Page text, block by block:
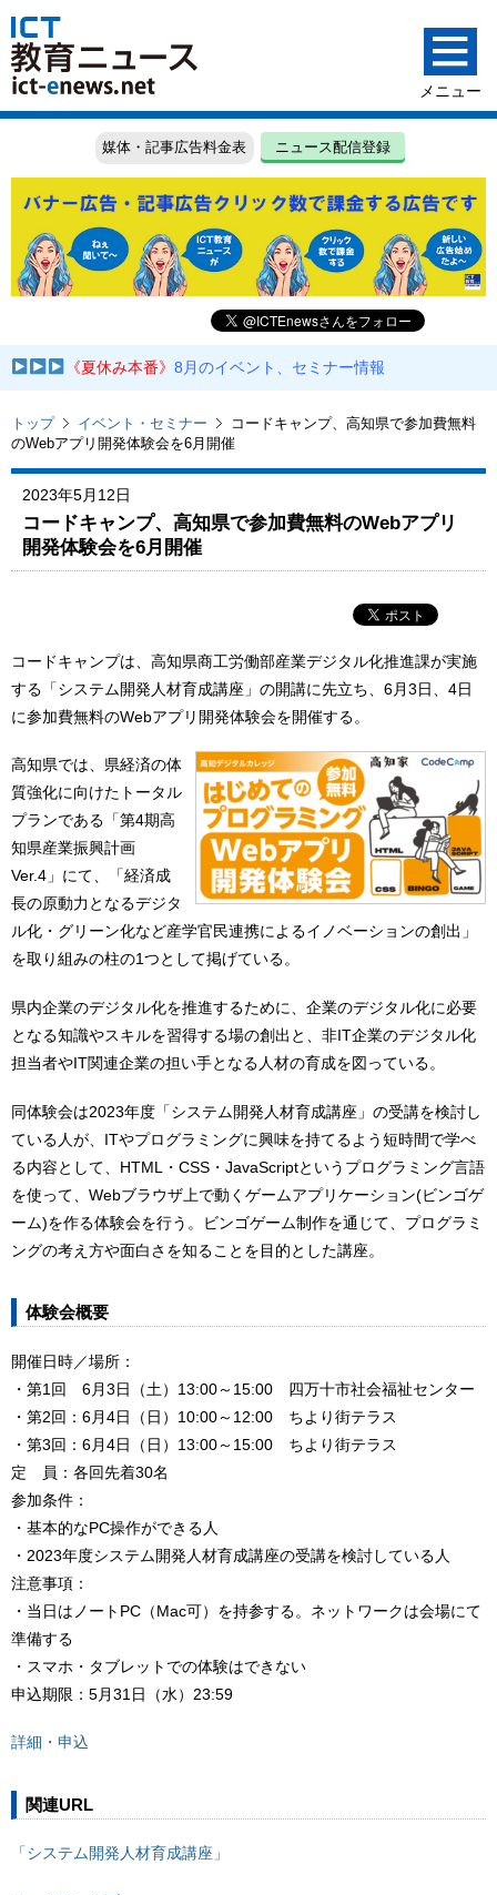
媒体・記事広告料金表 ニュース配信登録
《夏休み本番》8月のイベント、セミナー情報
トップ イベント・セミナー
コードキャンプ、高知県で参加費無料
のWebアプリ開発体験会を6月開催
2023年5月12日
コードキャンプ、高知県で参加費無料のWebアプリ
開発体験会を6月開催
コードキャンプは、高知県商工労働部産業デジタル化推進課が実施
する「システム開発人材育成講座」の開講に先立ち、6月3日、4日
に参加費無料のWebアプリ開発体験会を開催する。
高知県では、県経済の体
質強化に向けたトータル
プランである「第4期高
知県産業振興計画
Ver.4」にて、「経済成
長の原動力となるデジタ
ル化・グリーン化など産学官民連携によるイノベーションの創出」
を取り組みの柱の1つとして掲げている。
県内企業のデジタル化を推進するために、企業のデジタル化に必要
となる知識やスキルを習得する場の創出と、非IT企業のデジタル化
担当者やIT関連企業の担い手となる人材の育成を図っている。
同体験会は2023年度「システム開発人材育成講座」の受講を検討し
ている人が、ITやプログラミングに興味を持てるよう短時間で学べ
る内容として、HTML・CSS・JavaScriptというプログラミング言語
を使って、Webブラウザ上で動くゲームアプリケーション(ビンゴゲ
ーム)を作る体験会を行う。ビンゴゲーム制作を通じて、プログラミ
ングの考え方や面白さを知ることを目的とした講座。
体験会概要
開催日時／場所：
・第1回 6月3日（土）13:00～15:00 四万十市社会福祉センター
・第2回：6月4日（日）10:00～12:00 ちより街テラス
・第3回：6月4日（日）13:00～15:00 ちより街テラス
定 員：各回先着30名
参加条件：
・基本的なPC操作ができる人
・2023年度システム開発人材育成講座の受講を検討している人
注意事項：
・当日はノートPC（Mac可）を持参する。ネットワークは会場にて
準備する
・スマホ・タブレットでの体験はできない
申込期限：5月31日（水）23:59
詳細・申込
関連URL
「システム開発人材育成講座」